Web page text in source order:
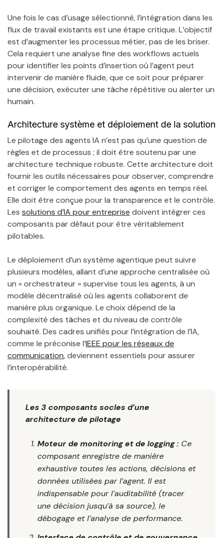
Une fois le cas d’usage sélectionné, l’intégration dans les
flux de travail existants est une étape critique. L’objectif
est d’augmenter les processus métier, pas de les briser.
Cela requiert une analyse fine des workflows actuels
pour identifier les points d’insertion où l’agent peut
intervenir de manière fluide, que ce soit pour préparer
une décision, exécuter une tâche répétitive ou alerter un
humain.
Architecture système et déploiement de la solution
Le pilotage des agents IA n’est pas qu’une question de
règles et de processus ; il doit être soutenu par une
architecture technique robuste. Cette architecture doit
fournir les outils nécessaires pour observer, comprendre
et corriger le comportement des agents en temps réel.
Elle doit être conçue pour la transparence et le contrôle.
Les solutions d’IA pour entreprise doivent intégrer ces
composants par défaut pour être véritablement
pilotables.
Le déploiement d’un système agentique peut suivre
plusieurs modèles, allant d’une approche centralisée où
un « orchestrateur » supervise tous les agents, à un
modèle décentralisé où les agents collaborent de
manière plus organique. Le choix dépend de la
complexité des tâches et du niveau de contrôle
souhaité. Des cadres unifiés pour l’intégration de l’IA,
comme le préconise l’IEEE pour les réseaux de
communication, deviennent essentiels pour assurer
l’interopérabilité.
Les 3 composants socles d’une
architecture de pilotage
Moteur de monitoring et de logging : Ce
composant enregistre de manière
exhaustive toutes les actions, décisions et
données utilisées par l’agent. Il est
indispensable pour l’auditabilité (tracer
une décision jusqu’à sa source), le
débogage et l’analyse de performance.